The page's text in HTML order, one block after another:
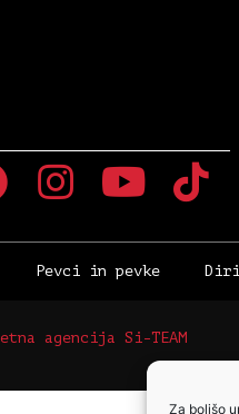
Za boljšo
Pevci in pevke
agencija Si-TEAM